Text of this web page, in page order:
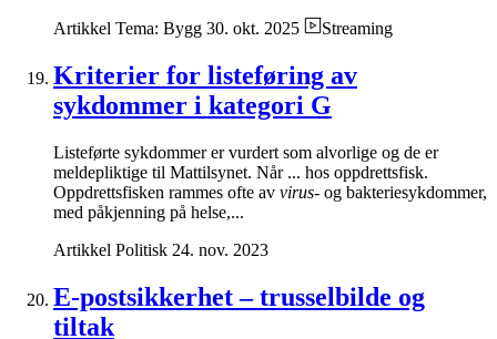
Artikkel Tema: Bygg 30. okt. 2025 Streaming
Kriterier for listeføring av
sykdommer i kategori G
Listeførte sykdommer er vurdert som alvorlige og de er
meldepliktige til Mattilsynet. Når ... hos oppdrettsfisk.
Oppdrettsfisken rammes ofte av virus- og bakteriesykdommer,
med påkjenning på helse,...
Artikkel Politisk 24. nov. 2023
E-postsikkerhet – trusselbilde og
tiltak